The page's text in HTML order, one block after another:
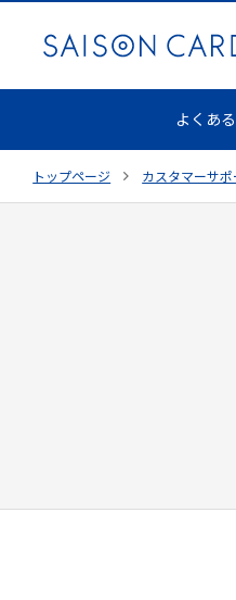
よくあ
トップページ カスタマーサポ